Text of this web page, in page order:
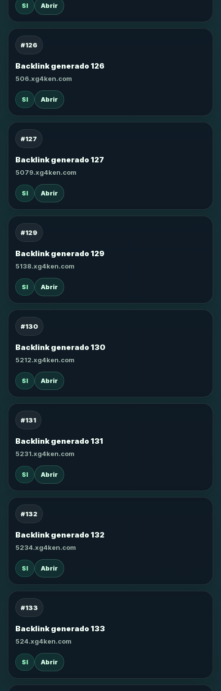
SI Abrir
#126
Backlink generado 126
506.xg4ken.com
SI Abrir
#127
Backlink generado 127
5079.xg4ken.com
SI Abrir
#129
Backlink generado 129
5138.xg4ken.com
SI Abrir
#130
Backlink generado 130
5212.xg4ken.com
SI Abrir
#131
Backlink generado 131
5231.xg4ken.com
SI Abrir
#132
Backlink generado 132
5234.xg4ken.com
SI Abrir
#133
Backlink generado 133
524.xg4ken.com
SI Abrir